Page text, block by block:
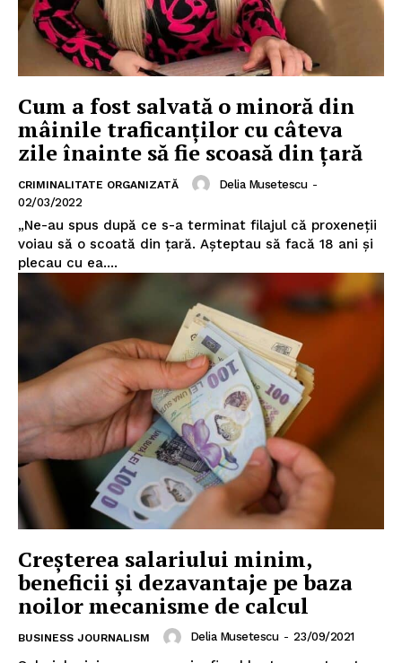
Cum a fost salvată o minoră din
mâinile traficanților cu câteva
zile înainte să fie scoasă din țară
CRIMINALITATE ORGANIZATĂ Delia Musetescu -
02/03/2022
„Ne-au spus după ce s-a terminat filajul că proxeneții
voiau să o scoată din țară. Așteptau să facă 18 ani și
plecau cu ea....
Creșterea salariului minim,
beneficii și dezavantaje pe baza
noilor mecanisme de calcul
BUSINESS JOURNALISM Delia Musetescu - 23/09/2021